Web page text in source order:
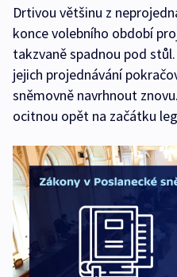
Drtivou většinu z
konce volebního období
takzvaně spadnou pod
jejich projednávání
sněmovně navrhnout
ocitnou opět na začátku